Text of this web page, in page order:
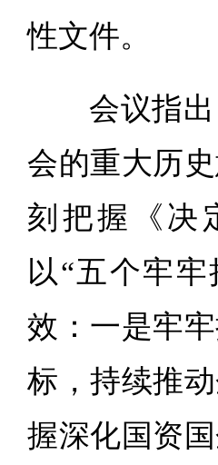
性文件。
会议指
会的重大历
刻把握《决
以“五个牢
效：一是牢
标，持续推
握深化国资